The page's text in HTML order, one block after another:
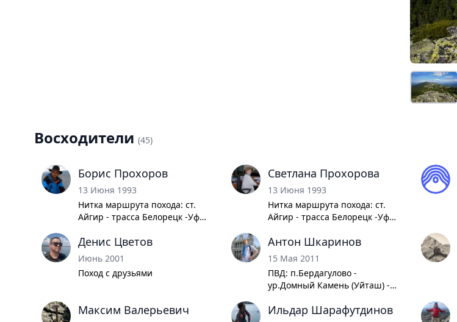
Восходители (45)
Борис Прохоров
13 Июня 1993
Нитка маршрута похода: ст.
Айгир - трасса Белорецк -Уфа
хр Нары до ур. Улубиль.
Обратно по тайге долины Мал
Инзера до трассы Белорецк
-Уфа., ст. Инзер.
Светлана Прохорова
13 Июня 1993
Нитка маршрута похода: ст.
Айгир - трасса Белорецк -Уфа
хр Нары до ур. Улубиль.
Обратно по тайге долины Мал
Инзера до трассы Белорецк
-Уфа., ст. Инзер.
Денис Цветов
Июнь 2001
Поход с друзьями
Антон Шкаринов
15 Мая 2011
ПВД: п.Бердагулово -
ур.Домный Камень (Уйташ) -
1170,2 - 1251,9) - высота
Максим Валерьевич Ильдар Шарафутдинов